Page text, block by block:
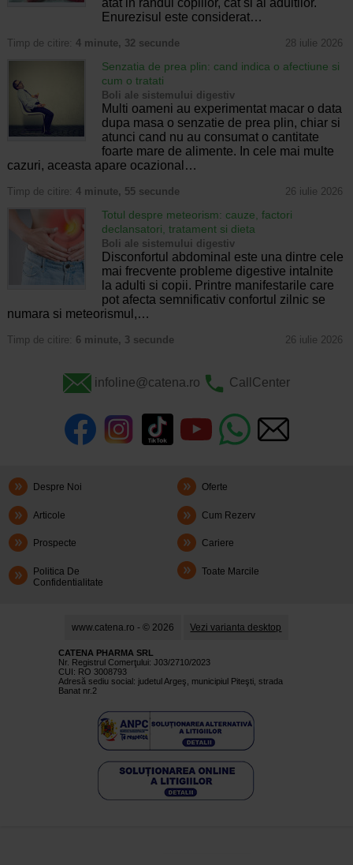
atat in randul copiilor, cat si al adultilor.
Enurezisul este considerat…
Timp de citire: 4 minute, 32 secunde 28 iulie 2026
Senzatia de prea plin: cand indica o afectiune si
cum o tratati
Boli ale sistemului digestiv
Multi oameni au experimentat macar o data
dupa masa o senzatie de prea plin, chiar si
atunci cand nu au consumat o cantitate
foarte mare de alimente. In cele mai multe
cazuri, aceasta apare ocazional…
Timp de citire: 4 minute, 55 secunde 26 iulie 2026
Totul despre meteorism: cauze, factori
declansatori, tratament si dieta
Boli ale sistemului digestiv
Disconfortul abdominal este una dintre cele
mai frecvente probleme digestive intalnite
la adulti si copii. Printre manifestarile care
pot afecta semnificativ confortul zilnic se
numara si meteorismul,…
Timp de citire: 6 minute, 3 secunde 26 iulie 2026
infoline@catena.ro CallCenter
Despre Noi Oferte
Articole Cum Rezerv
Prospecte Cariere
Politica De
Confidentialitate
Toate Marcile
www.catena.ro - © 2026 Vezi varianta desktop
CATENA PHARMA SRL
Nr. Registrul Comerţului: J03/2710/2023
CUI: RO 3008793
Adresă sediu social: judetul Argeş, municipiul Piteşti, strada
Banat nr.2